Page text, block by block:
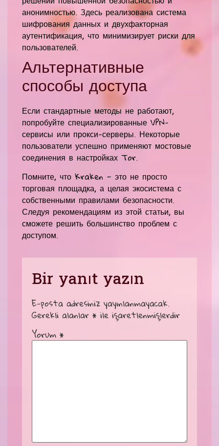
анонимностью. Здесь реализована система
шифрования данных и двухфакторная
аутентификация, что минимизирует риски для
пользователей.
Альтернативные
способы доступа
Если стандартные методы не работают,
попробуйте специализированные VPN-
сервисы или прокси-серверы. Некоторые
пользователи успешно применяют мостовые
соединения в настройках Tor.
Помните, что Kraken — это не просто
торговая площадка, а целая экосистема с
собственными правилами безопасности.
Следуя рекомендациям из этой статьи, вы
сможете решить большинство проблем с
доступом.
Bir yanıt yazın
E-posta adresiniz yayınlanmayacak.
Gerekli alanlar * ile işaretlenmişlerdir
Yorum *